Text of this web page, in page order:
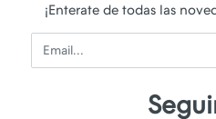
¡Enterate de todas las
Email